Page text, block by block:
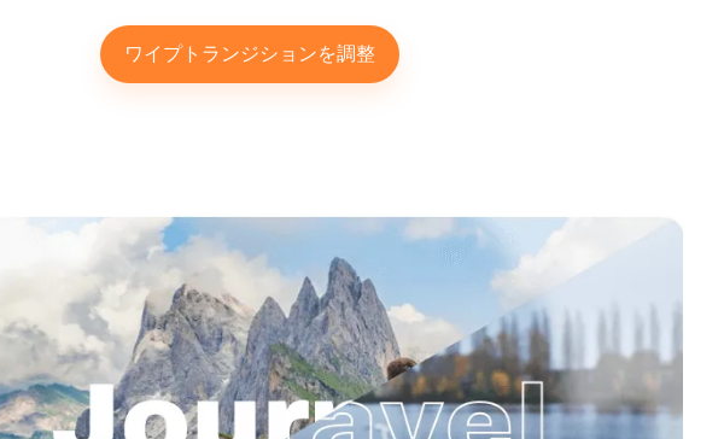
ワイプトランジションを調整